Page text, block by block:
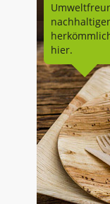
hier.